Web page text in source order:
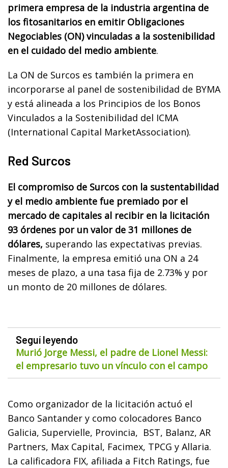
primera empresa de la industria argentina de
los fitosanitarios en emitir Obligaciones
Negociables (ON) vinculadas a la sostenibilidad
en el cuidado del medio ambiente.
La ON de Surcos es también la primera en
incorporarse al panel de sostenibilidad de BYMA
y está alineada a los Principios de los Bonos
Vinculados a la Sostenibilidad del ICMA
(International Capital MarketAssociation).
Red Surcos
El compromiso de Surcos con la sustentabilidad
y el medio ambiente fue premiado por el
mercado de capitales al recibir en la licitación
93 órdenes por un valor de 31 millones de
dólares, superando las expectativas previas.
Finalmente, la empresa emitió una ON a 24
meses de plazo, a una tasa fija de 2.73% y por
un monto de 20 millones de dólares.
Seguí leyendo
Murió Jorge Messi, el padre de Lionel Messi:
el empresario tuvo un vínculo con el campo
Como organizador de la licitación actuó el
Banco Santander y como colocadores Banco
Galicia, Supervielle, Provincia, BST, Balanz, AR
Partners, Max Capital, Facimex, TPCG y Allaria.
La calificadora FIX, afiliada a Fitch Ratings, fue